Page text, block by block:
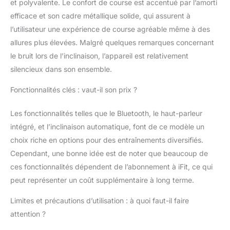
SelectFlex, chaque pas
est plus doux; réduisez
l'impact des chocs et
profitez d'un confort
sur mesure pour vos
entraînements; ajustez
besoins et ressentez la
première foulée ☑️ [0-16
km/h] 0-16 km/h
signifie que vous
kilomètre en seulement
3'44'' sur votre tapis de
course. Choisissez la
convient ou laissez iFIT
et polyvalente. Le confort de course est accentué par l’amorti
efficace et son cadre métallique solide, qui assurent à
l’utilisateur une expérience de course agréable même à des
allures plus élevées. Malgré quelques remarques concernant
le bruit lors de l’inclinaison, l’appareil est relativement
silencieux dans son ensemble.
Fonctionnalités clés : vaut-il son prix ?
Les fonctionnalités telles que le Bluetooth, le haut-parleur
intégré, et l’inclinaison automatique, font de ce modèle un
choix riche en options pour des entraînements diversifiés.
Cependant, une bonne idée est de noter que beaucoup de
ces fonctionnalités dépendent de l’abonnement à iFit, ce qui
peut représenter un coût supplémentaire à long terme.
Limites et précautions d’utilisation : à quoi faut-il faire
attention ?